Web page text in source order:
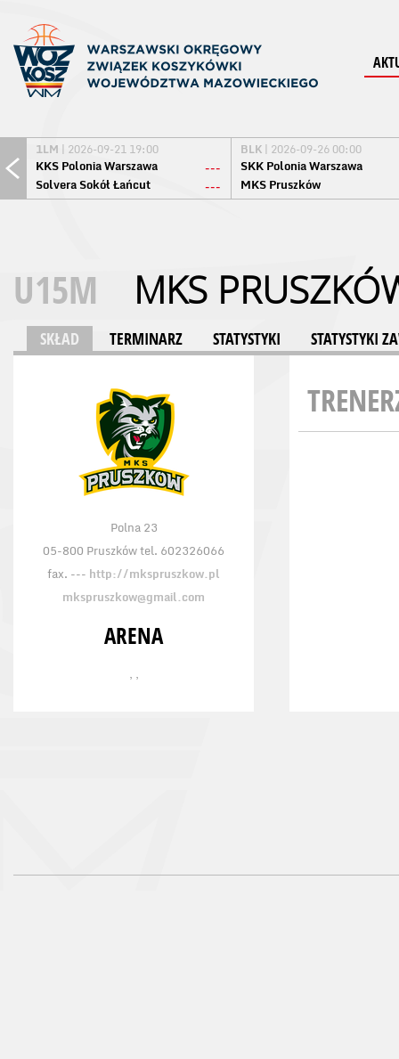
1LM | 2026-09-21 19:00
KKS Polonia Warszawa
---
Solvera Sokół Łańcut
---
BLK | 2026-09-26 00:00
SKK Polonia Warszawa
MKS Pruszków
U15M MKS
SKŁAD TERMINARZ STATYSTYKI STATYSTYKI
Polna 23
05-800 Pruszków tel. 602326066
fax. --- http://mkspruszkow.pl
mkspruszkow@gmail.com
ARENA
, ,